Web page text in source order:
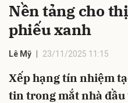
Nền tảng cho
phiếu xanh
Lê Mỹ 23/11/2025 11:15
Xếp hạng tín nhiệm
tin trong mắt nhà